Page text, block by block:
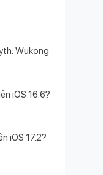
Wukong
iOS 16.6?
iOS 17.2?